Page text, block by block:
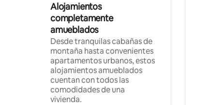
Alojamientos
completamente
amueblados
Desde tranquilas cabañas de
montaña hasta convenientes
apartamentos urbanos, estos
alojamientos amueblados
cuentan con todos las
comodidades de una
vivienda.